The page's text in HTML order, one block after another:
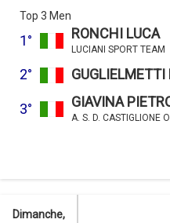
Top 3 Men
1° RONCHI LUCA
LUCIANI SPORT TEAM
2° GUGLIELMETTI
3° GIAVINA
A. S. D. CASTIGLIONE
Dimanche,